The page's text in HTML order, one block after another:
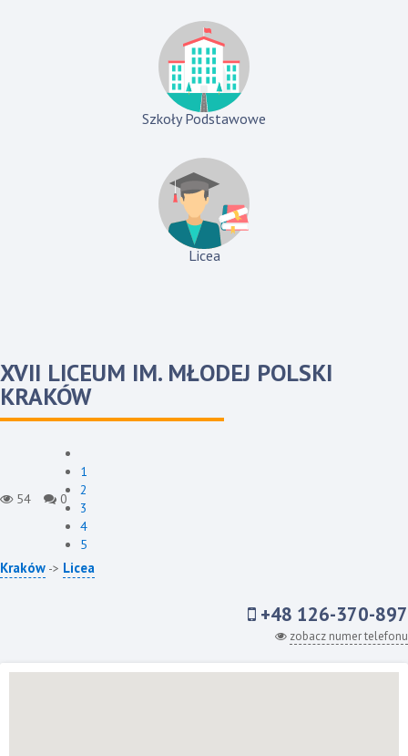
Szkoły Podstawowe
Licea
XVII LICEUM IM. MŁODEJ POLSKI
KRAKÓW
54 0
1
2
3
4
5
Kraków -> Licea
+48 126-370-897
zobacz numer telefonu